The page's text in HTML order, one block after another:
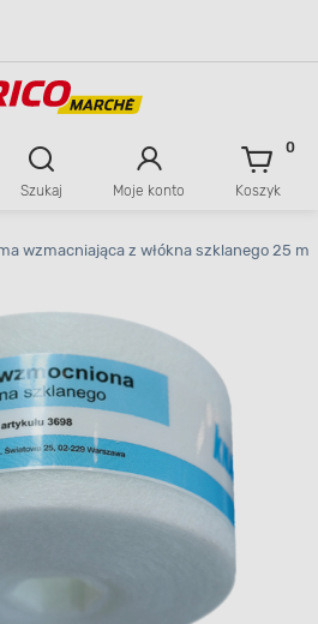
Szukaj Moje konto Koszyk
0
wzmacniająca z włókna szklanego 25 m